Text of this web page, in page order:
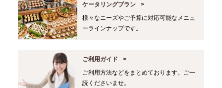
ケータリングプラン
様々なニーズやご予算に対応可能なメニュ
ーラインナップです。
ご利用ガイド
ご利用方法などをまとめております。ご一
読くださいませ。